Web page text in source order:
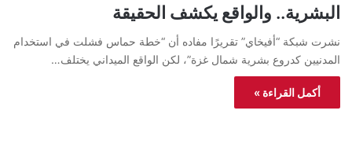
البشرية.. والواقع يكشف الحقيقة
نشرت شبكة “أفيخاي” تقريرًا مفاده أن “خطة حماس فشلت في استخدام
المدنيين كدروع بشرية شمال غزة”، لكن الواقع الميداني يختلف…
أكمل القراءة »